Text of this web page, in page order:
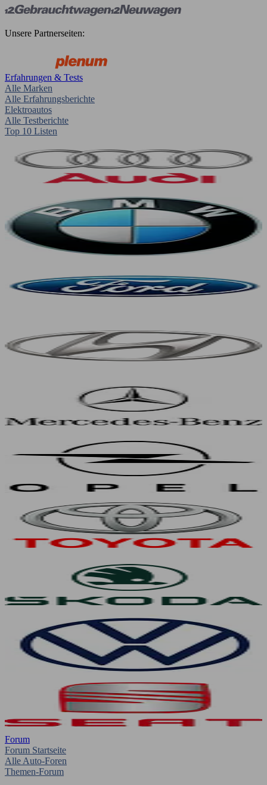
Unsere Partnerseiten:
Erfahrungen & Tests
Alle Marken
Alle Erfahrungsberichte
Elektroautos
Alle Testberichte
Top 10 Listen
Forum
Forum Startseite
Alle Auto-Foren
Themen-Forum